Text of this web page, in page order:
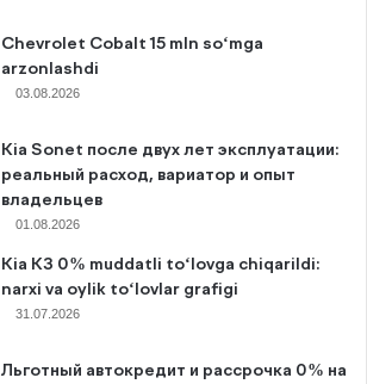
Chevrolet Cobalt 15 mln so‘mga
arzonlashdi
03.08.2026
Kia Sonet после двух лет эксплуатации:
реальный расход, вариатор и опыт
владельцев
01.08.2026
Kia K3 0% muddatli to‘lovga chiqarildi:
narxi va oylik to‘lovlar grafigi
31.07.2026
Льготный автокредит и рассрочка 0% на